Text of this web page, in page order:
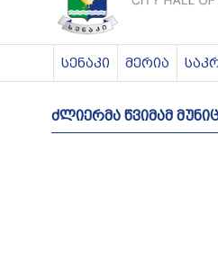
სენაკი მერია
ძლიერმა წვიმამ